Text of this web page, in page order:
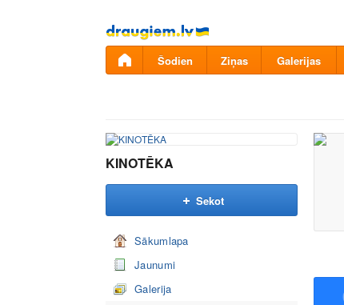
Pāriet
uz
saturu
Šodien Ziņas Galerijas
KINOTĒKA
Sekot
Sākumlapa
Jaunumi
Galerija